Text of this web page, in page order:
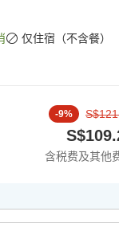
仅住宿（不含餐）
-9%
含税费及其他